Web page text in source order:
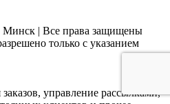
| Все права защищены
только с указанием
управление рассылками,